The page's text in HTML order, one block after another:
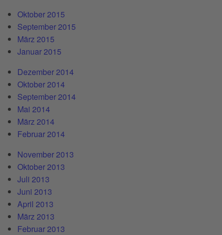
Oktober 2015
September 2015
März 2015
Januar 2015
Dezember 2014
Oktober 2014
September 2014
Mai 2014
März 2014
Februar 2014
November 2013
Oktober 2013
Juli 2013
Juni 2013
April 2013
März 2013
Februar 2013